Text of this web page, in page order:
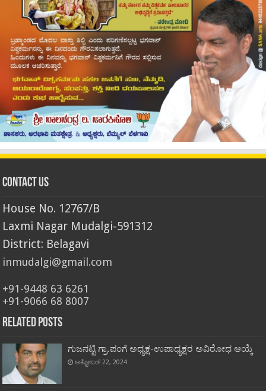
Contact Us
House No. 12767/B
Laxmi Nagar Mudalgi-591312
District: Belagavi
inmudalgi@gmail.com
+91-9448 63 6261
+91-9066 68 8007
Related Posts
ಗುಜನಟ್ಟಿ ಗ್ರಾ.ಪಂಗೆ ಅಧ್ಯಕ್ಷ-ಉಪಾಧ್ಯಕ್ಷರ ಅವಿರೋಧ ಆಯ್ಕೆ
ಅಕ್ಟೋಬರ್ 22, 2024